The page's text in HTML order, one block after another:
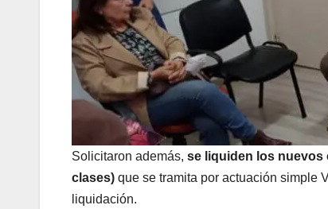
Solicitaron además, se liquiden los nuevos
clases) que se tramita por actuación simple
liquidación.